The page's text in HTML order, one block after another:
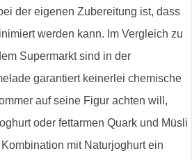
der eigenen Zubereitung ist, dass
werden kann. Im Vergleich zu
Supermarkt sind in der
garantiert keinerlei chemische
auf seine Figur achten will,
oder fettarmen Quark und Müsli
mit Naturjoghurt ein